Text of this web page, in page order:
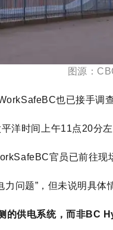
图源：
也已接手调
洋时间上午11点20分左
官员已前往现
问题”，但未说明具体
的供电系统，而非BC